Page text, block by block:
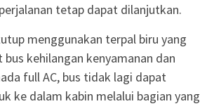
tetap dapat dilanjutkan.
menggunakan terpal biru yang
kehilangan kenyamanan dan
full AC, bus tidak lagi dapat
ke dalam kabin melalui bagian yang